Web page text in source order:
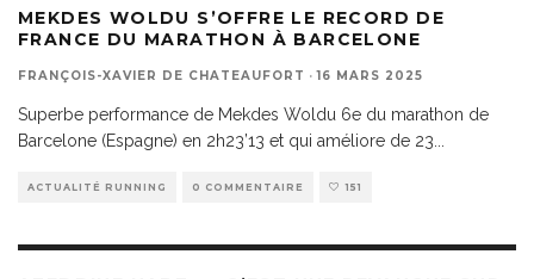
MEKDES WOLDU S’OFFRE LE RECORD DE
FRANCE DU MARATHON À BARCELONE
FRANÇOIS-XAVIER DE CHATEAUFORT · 16 MARS 2025
Superbe performance de Mekdes Woldu 6e du marathon de
Barcelone (Espagne) en 2h23’13 et qui améliore de 23
ACTUALITÉ RUNNING 0 COMMENTAIRE 151